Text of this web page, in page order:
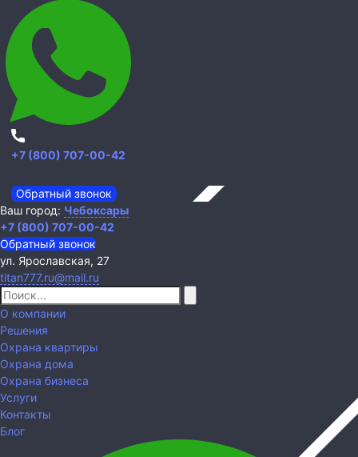
+7 (800) 707-00-42
Обратный звонок
Ваш город: Чебоксары
+7 (800) 707-00-42
Обратный звонок
ул. Ярославская, 27
titan777.ru@mail.ru
О компании
Решения
Охрана квартиры
Охрана дома
Охрана бизнеса
Услуги
Контакты
Блог